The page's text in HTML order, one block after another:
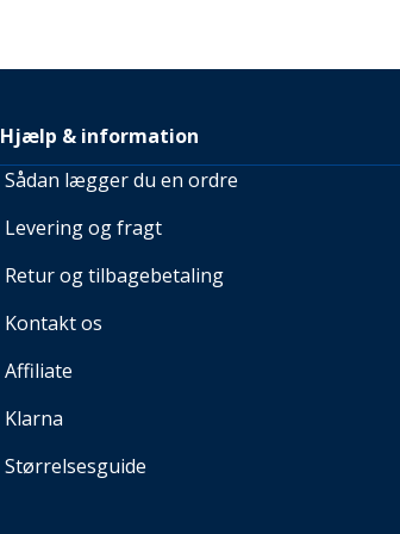
Hjælp & information
Sådan lægger du en ordre
Levering og fragt
Retur og tilbagebetaling
Kontakt os
Affiliate
Klarna
Størrelsesguide